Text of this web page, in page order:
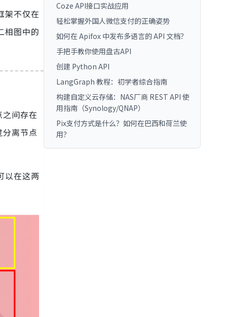
架不仅在
相图中的
间存在
离节点
以在这两
Coze API接口实战应用
轻松掌握外国人微信支付的正确姿势
如何在 Apifox 中发布多语言的 API 文档？
手把手教你使用盘古API
创建 Python API
LangGraph 教程：初学者综合指南
构建自定义云存储：NAS厂商 REST API 使
用指南（Synology/QNAP）
Pix支付方式是什么？如何在巴西和荷兰使
用？